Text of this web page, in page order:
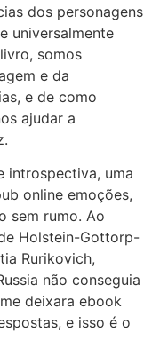
dos personagens
universalmente
somos
e da
e de como
ajudar a
introspectiva, uma
online emoções,
sem rumo. Ao
Holstein-Gottorp-
Rurikovich,
não conseguia
deixara ebook
e isso é o